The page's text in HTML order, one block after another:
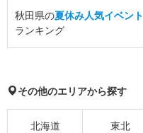
秋田県の夏休み人気イベント
ランキング
その他のエリアから探す
北海道 東北